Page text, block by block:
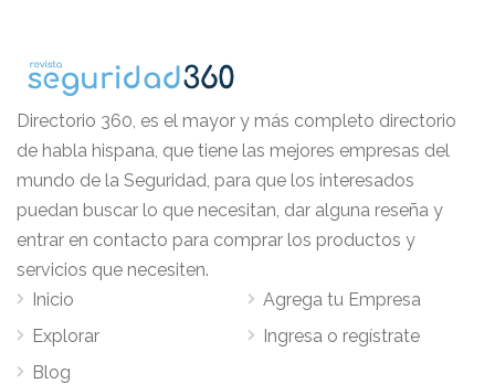
Directorio 360, es el mayor y más completo directorio
de habla hispana, que tiene las mejores empresas del
mundo de la Seguridad, para que los interesados
puedan buscar lo que necesitan, dar alguna reseña y
entrar en contacto para comprar los productos y
servicios que necesiten.
Inicio
Explorar
Blog
Agrega tu Empresa
Ingresa o regístrate